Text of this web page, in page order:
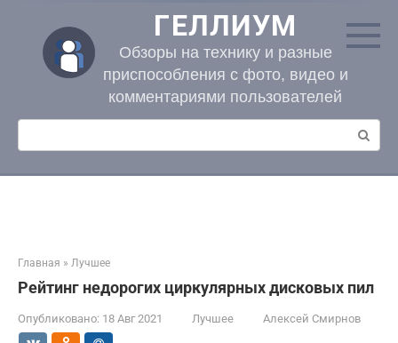
контенту
ГЕЛЛИУМ
Обзоры на технику и разные
приспособления с фото, видео и
комментариями пользователей
Поиск:
Главная » Лучшее
Рейтинг недорогих циркулярных дисковых пил
Опубликовано: 18 Авг 2021 Лучшее Алексей Смирнов